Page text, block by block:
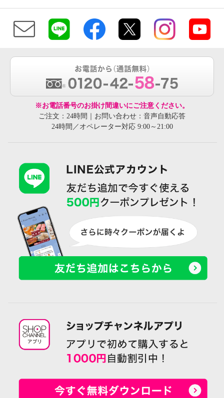
※お電話番号のお掛け間違いにご注意ください。
ご注文：24時間｜お問い合わせ：音声自動応答
24時間／オペレーター対応 9:00～21:00